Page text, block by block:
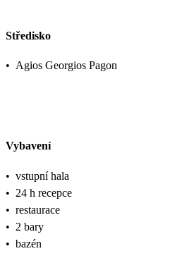
Středisko
• Agios Georgios Pagon
Vybavení
• vstupní hala
• 24 h recepce
• restaurace
• 2 bary
• bazén